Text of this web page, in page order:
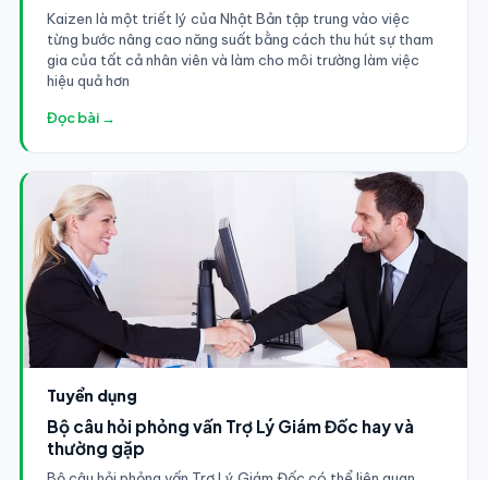
Kaizen là một triết lý của Nhật Bản tập trung vào việc
từng bước nâng cao năng suất bằng cách thu hút sự tham
gia của tất cả nhân viên và làm cho môi trường làm việc
hiệu quả hơn
Đọc bài →
Tuyển dụng
Bộ câu hỏi phỏng vấn Trợ Lý Giám Đốc hay và
thường gặp